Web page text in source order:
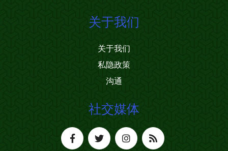
关于我们
关于我们
私隐政策
沟通
社交媒体